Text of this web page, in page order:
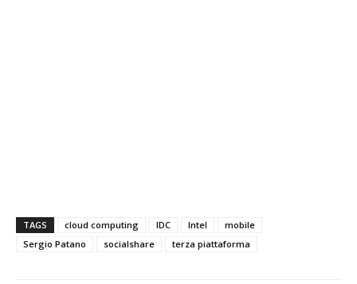
TAGS cloud computing IDC Intel
mobile
Sergio Patano
socialshare terza piattaforma